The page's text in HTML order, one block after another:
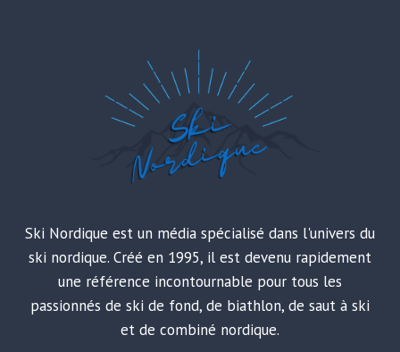
Ski Nordique est un média spécialisé dans l'univers du
ski nordique. Créé en 1995, il est devenu rapidement
une référence incontournable pour tous les
passionnés de ski de fond, de biathlon, de saut à ski
et de combiné nordique.